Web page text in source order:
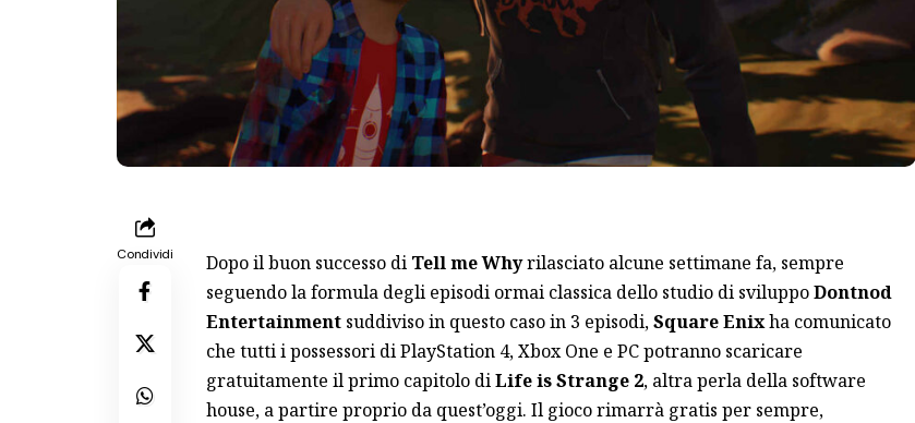
Condividi Dopo il buon successo di Tell me Whyrilasciato alcune settimane fa, sempre
seguendo la formula degli episodi ormai classica dello studio di sviluppoDontnod
Entertainmentsuddiviso in questo caso in 3 episodi,Square Enixha comunicato
che tutti i possessori di PlayStation 4, Xbox One e PC potranno scaricare
gratuitamente il primo capitolo diLife is Strange 2, altra perla della software
house, a partire proprio da quest’oggi. Il gioco rimarrà gratis per sempre,